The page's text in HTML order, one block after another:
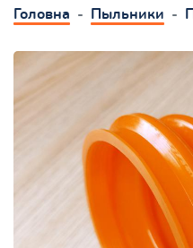
Головна Пыльники